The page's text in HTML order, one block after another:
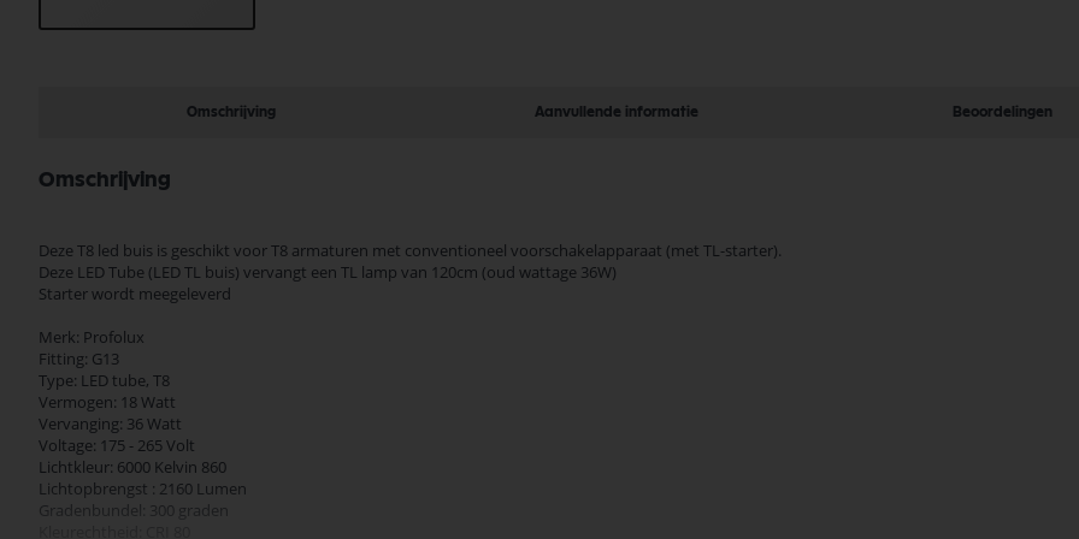
afbeeldingen-
gallerij
Omschrijving Aanvullende informatie Beoordelingen
Omschrijving
Deze T8 led buis is geschikt voor T8 armaturen met conventioneel voorschakelapparaat (met TL-starter).
Deze LED Tube (LED TL buis) vervangt een TL lamp van 120cm (oud wattage 36W)
Starter wordt meegeleverd
Merk: Profolux
Fitting: G13
Type: LED tube, T8
Vermogen: 18 Watt
Vervanging: 36 Watt
Voltage: 175 - 265 Volt
Lichtkleur: 6000 Kelvin 860
Lichtopbrengst : 2160 Lumen
Gradenbundel: 300 graden